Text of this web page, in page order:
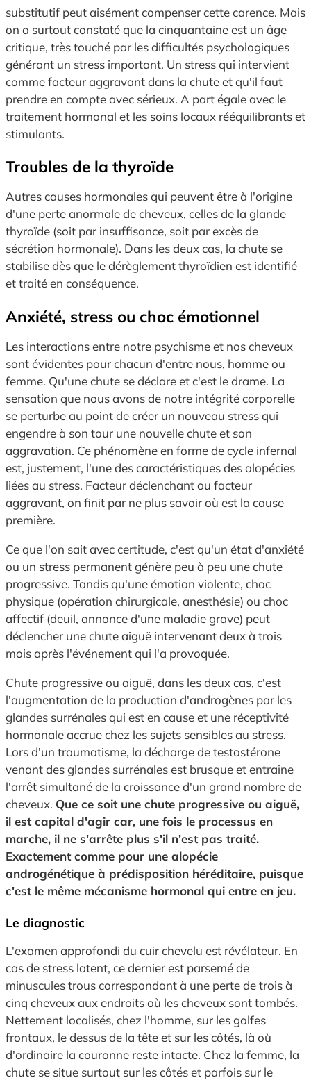
substitutif peut aisément compenser cette carence. Mais
on a surtout constaté que la cinquantaine est un âge
critique, très touché par les difficultés psychologiques
générant un stress important. Un stress qui intervient
comme facteur aggravant dans la chute et qu'il faut
prendre en compte avec sérieux. A part égale avec le
traitement hormonal et les soins locaux rééquilibrants et
stimulants.
Troubles de la thyroïde
Autres causes hormonales qui peuvent être à l'origine
d'une perte anormale de cheveux, celles de la glande
thyroïde (soit par insuffisance, soit par excès de
sécrétion hormonale). Dans les deux cas, la chute se
stabilise dès que le dérèglement thyroïdien est identifié
et traité en conséquence.
Anxiété, stress ou choc émotionnel
Les interactions entre notre psychisme et nos cheveux
sont évidentes pour chacun d'entre nous, homme ou
femme. Qu'une chute se déclare et c'est le drame. La
sensation que nous avons de notre intégrité corporelle
se perturbe au point de créer un nouveau stress qui
engendre à son tour une nouvelle chute et son
aggravation. Ce phénomène en forme de cycle infernal
est, justement, l'une des caractéristiques des alopécies
liées au stress. Facteur déclenchant ou facteur
aggravant, on finit par ne plus savoir où est la cause
première.
Ce que l'on sait avec certitude, c'est qu'un état d'anxiété
ou un stress permanent génère peu à peu une chute
progressive. Tandis qu'une émotion violente, choc
physique (opération chirurgicale, anesthésie) ou choc
affectif (deuil, annonce d'une maladie grave) peut
déclencher une chute aiguë intervenant deux à trois
mois après l'événement qui l'a provoquée.
Chute progressive ou aiguë, dans les deux cas, c'est
l'augmentation de la production d'androgènes par les
glandes surrénales qui est en cause et une réceptivité
hormonale accrue chez les sujets sensibles au stress.
Lors d'un traumatisme, la décharge de testostérone
venant des glandes surrénales est brusque et entraîne
l'arrêt simultané de la croissance d'un grand nombre de
cheveux. Que ce soit une chute progressive ou aiguë,
il est capital d'agir car, une fois le processus en
marche, il ne s'arrête plus s'il n'est pas traité.
Exactement comme pour une alopécie
androgénétique à prédisposition héréditaire, puisque
c'est le même mécanisme hormonal qui entre en jeu.
Le diagnostic
L'examen approfondi du cuir chevelu est révélateur. En
cas de stress latent, ce dernier est parsemé de
minuscules trous correspondant à une perte de trois à
cinq cheveux aux endroits où les cheveux sont tombés.
Nettement localisés, chez l'homme, sur les golfes
frontaux, le dessus de la tête et sur les côtés, là où
d'ordinaire la couronne reste intacte. Chez la femme, la
chute se situe surtout sur les côtés et parfois sur le